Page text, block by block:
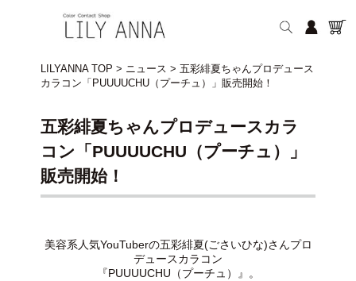
LILYANNA TOP > ニュース > 五彩緋夏ちゃんプロデュース
カラコン「PUUUUCHU（プーチュ）」販売開始！
五彩緋夏ちゃんプロデュースカラ
コン「PUUUUCHU（プーチュ）」
販売開始！
美容系人気YouTuberの五彩緋夏(ごさいひな)さんプロ
デュースカラコン
『PUUUUCHU（プーチュ）』。